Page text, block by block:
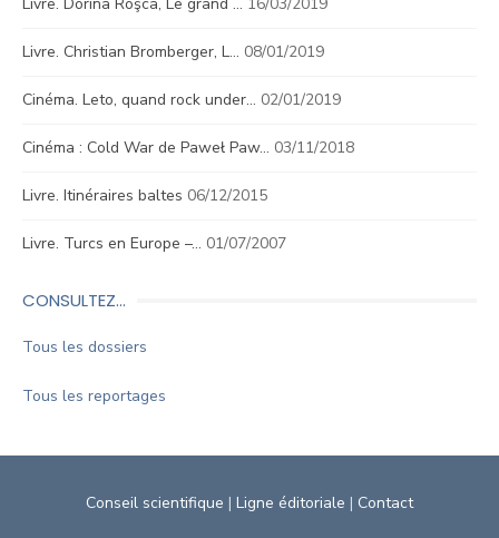
Livre. Christian Bromberger, L… 08/01/2019
Cinéma. Leto, quand rock under… 02/01/2019
Cinéma : Cold War de Paweł Paw… 03/11/2018
Livre. Itinéraires baltes 06/12/2015
Livre. Turcs en Europe –… 01/07/2007
CONSULTEZ…
Tous les dossiers
Tous les reportages
Conseil scientifique | Ligne éditoriale | Contact